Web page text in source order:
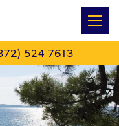
524 7613